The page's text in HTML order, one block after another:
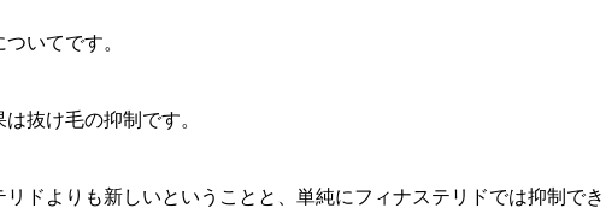
いてです。
抜け毛の抑制です。
ドよりも新しいということと、単純にフィナステリドでは抑制でき